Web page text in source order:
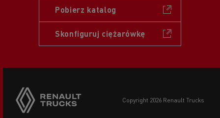
Pobierz katalog
Skonfiguruj ciężarówkę
copyright 2026 Renault Trucks